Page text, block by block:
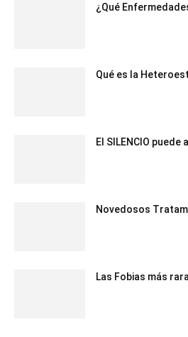
¿Qué
Qué es la
El SILENCIO puede
Novedosos
Las Fobias más